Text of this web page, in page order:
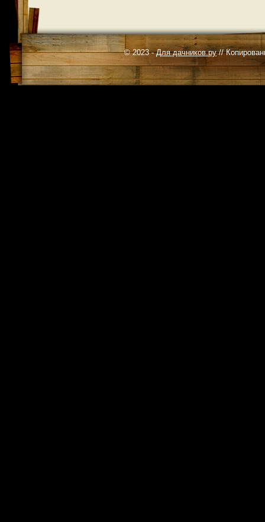
© 2023 -Для дачников.ру//